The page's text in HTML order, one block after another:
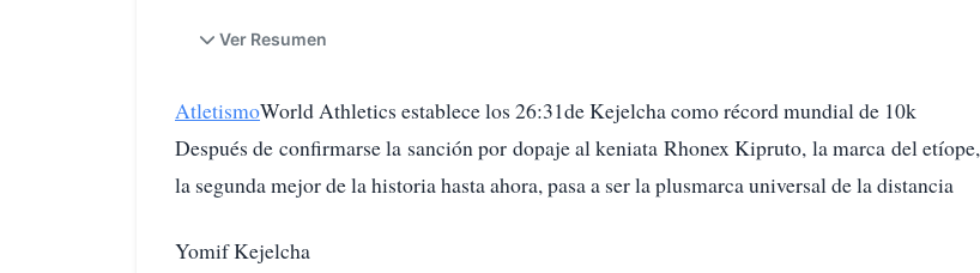
Ver Resumen
AtletismoWorld Athletics establece los 26:31de Kejelcha como récord mundial de 10k
Después de confirmarse la sanción por dopaje al keniata Rhonex Kipruto, la marca del etíope,
la segunda mejor de la historia hasta ahora, pasa a ser la plusmarca universal de la distancia
Yomif Kejelcha